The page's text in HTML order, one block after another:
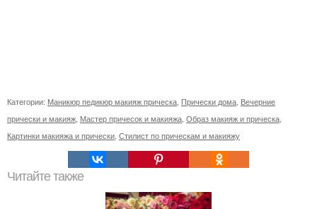
Категории: Маникюр педикюр макияж прическа Прически дома Вечерние
прически и макияж Мастер причесок и макияжа Образ макияж и прическа
Картинки макияжа и прически Стилист по прическам и макияжу
Читайте также